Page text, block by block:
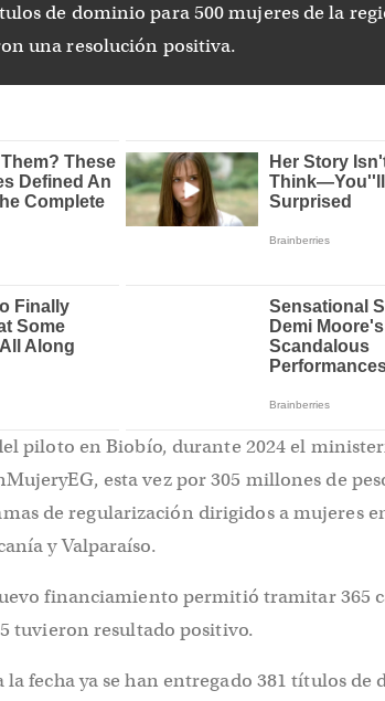
de dominio para 500 mujeres de la
una resolución positiva.
piloto en Biobío, durante 2024 el
esta vez por 305 millones de
de regularización dirigidos a mujeres
y Valparaíso.
financiamiento permitió tramitar 365
tuvieron resultado positivo.
la fecha ya se han entregado 381 títulos de